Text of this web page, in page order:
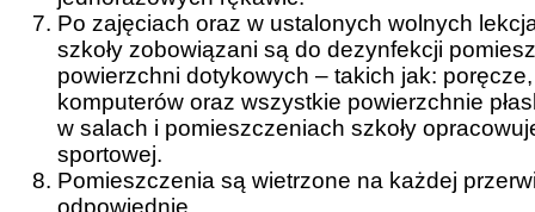
Po zajęciach oraz w ustalonych wolnych
szkoły zobowiązani są do dezynfekcji
powierzchni dotykowych – takich jak:
komputerów oraz wszystkie powierzchnie
w salach i pomieszczeniach szkoły
sportowej.
Pomieszczenia są wietrzone na każdej
odpowiednie.